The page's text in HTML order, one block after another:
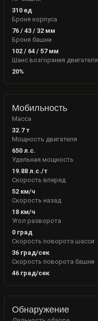
310ед
Броня корпуса
76/ 43/ 32мм
Броня башни
102 / 64 / 57 мм
Шанс возгорания двигателя
20%
Мобильность
Масса
32.7т
Мощность двигателя
650л.с.
Удельная мощность
19.88л.с./т
Скорость вперед
52км/ч
Скорость назад
18км/ч
Угол разворота
0град
Скорость поворота шасси
36град/сек
Скорость поворота башни
46град/сек
Обнаружение